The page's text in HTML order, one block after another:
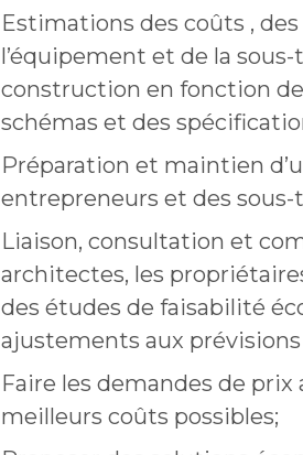
Estimations des coûts ,
l’équipement et de la
construction en fonction
schémas et des
Préparation et maintien
entrepreneurs et des
Liaison, consultation et
architectes, les
des études de faisabilité
ajustements aux prévisions
Faire les demandes de
meilleurs coûts possibles;